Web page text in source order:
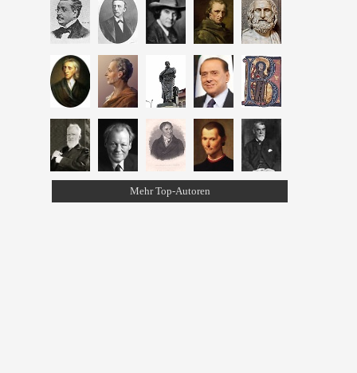
Mehr Top-Autoren